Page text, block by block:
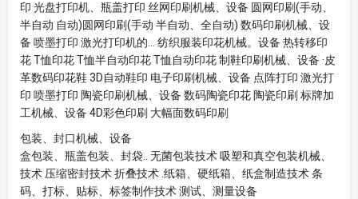
印 光盘打印机、瓶盖打印 丝网印刷机械、设备 圆网印刷(手动、
半自动 自动)圆网印刷(手动 半自动、全自动) 数码印刷机械、设
备 喷墨打印 激光打印机的... 纺织服装印花机械。设备 热转移印
花 T恤印花 T恤半自动印花 T恤自动印花 制鞋印刷机械、设备 ·皮
革数码印花鞋 3D自动鞋印 电子印刷机械、设备 点阵打印 激光打
印 喷墨打印 陶瓷印刷机械、设备 数码陶瓷印花 陶瓷印刷 标牌加
工机械、设备 4D彩色印刷 大幅面数码印刷
包装、封口机械、设备
盒包装、瓶盖包装、封袋.. 无菌包装技术 吸塑和真空包装机械、
技术 压缩密封技术 折叠技术 .纸箱、硬纸箱、纸盒制造技术 条
码、打标、贴标、标签制作技术 测试、测量设备